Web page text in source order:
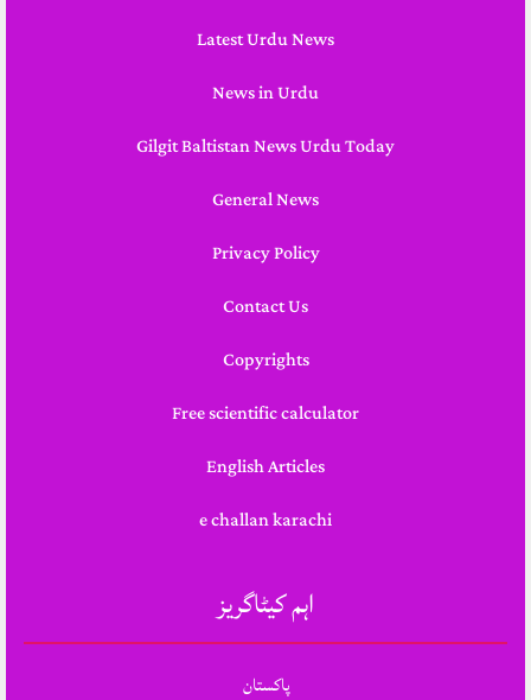
Latest Urdu News
News in Urdu
Gilgit Baltistan News Urdu Today
General News
Privacy Policy
Contact Us
Copyrights
Free scientific calculator
English Articles
e challan karachi
اہم کیٹاگریز
پاکستان